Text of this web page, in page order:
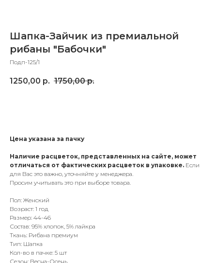
Шапка-Зайчик из премиальной
рибаны "Бабочки"
Подп-125/1
1250,00 р. 1750,00 р.
Цена указана за пачку
Наличие расцветок, представленных на сайте, может
отличаться от фактических расцветок в упаковке. Если
для Вас это важно, уточняйте у менеджера.
Просим учитывать это при выборе товара.
Пол: Женский
Возраст: 1 год
Размер: 44-46
Состав: 95% хлопок, 5% лайкра
Ткань: Рибана премиум
Тип: Шапка
Кол-во в пачке: 5 шт
Сезон: Весна-Осень